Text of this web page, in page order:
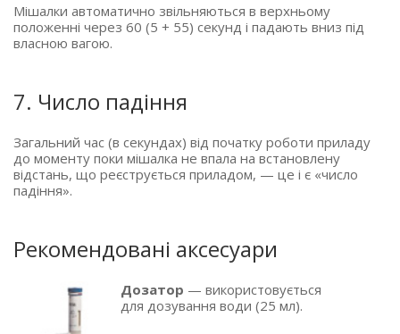
Мішалки автоматично звільняються в верхньому
положенні через 60 (5 + 55) секунд і падають вниз під
власною вагою.
7. Число падіння
Загальний час (в секундах) від початку роботи приладу
до моменту поки мішалка не впала на встановлену
відстань, що реєструється приладом, — це і є «число
падіння».
Рекомендовані аксесуари
Дозатор — використовується
для дозування води (25 мл).